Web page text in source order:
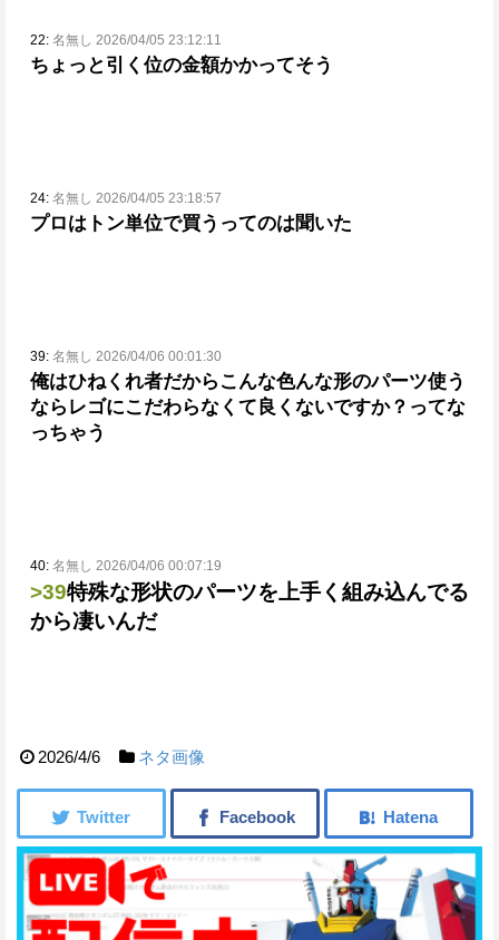
22: 名無し 2026/04/05 23:12:11
ちょっと引く位の金額かかってそう
24: 名無し 2026/04/05 23:18:57
プロはトン単位で買うってのは聞いた
39: 名無し 2026/04/06 00:01:30
俺はひねくれ者だからこんな色んな形のパーツ使う
ならレゴにこだわらなくて良くないですか？ってな
っちゃう
40: 名無し 2026/04/06 00:07:19
>39特殊な形状のパーツを上手く組み込んでる
から凄いんだ
2026/4/6 ネタ画像